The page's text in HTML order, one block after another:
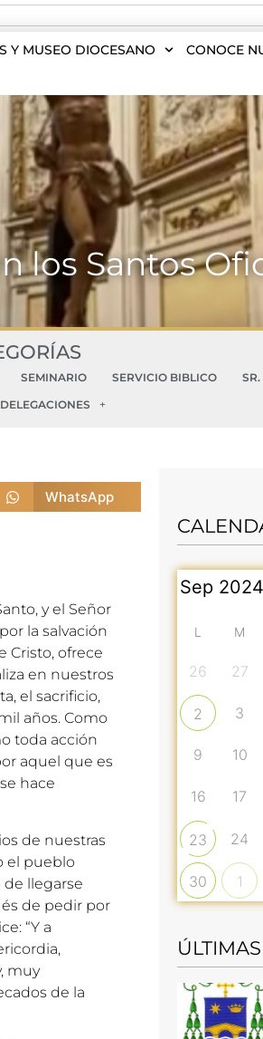
Y MUSEO DIOCESANO CONOCE
los Santos
SEMINARIO SERVICIO BIBLICO
DELEGACIONES
WhatsApp
y el Señor
la salvación
Cristo, ofrece
en nuestros
el sacrificio,
años. Como
toda acción
aquel que es
hace
de nuestras
el pueblo
llegarse
de pedir por
“Y a
muy
de la
L M
26 27
2 3
9 10
16 17
23 24
30 1